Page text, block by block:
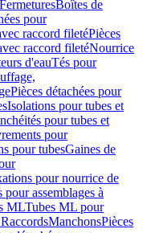
FermeturesBoîtes de
pour
raccord filetéPièces
raccord filetéNourrice
d'eauTés pour
Pièces détachées pour
Isolations pour tubes et
pour tubes et
pour
pour tubesGaines de
pour nourrice de
pour assemblages à
MLTubes ML pour
ManchonsPièces